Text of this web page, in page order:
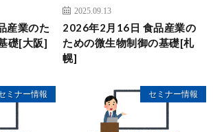
産業のた
礎[大阪]
2025.09.13
2026年2月16日 食品産業の
ための微生物制御の基礎[札
幌]
ミナー情報 セミナー情報